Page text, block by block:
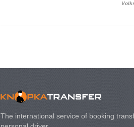
The international service of booking